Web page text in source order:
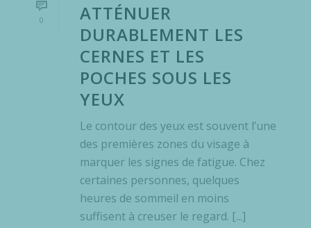
0
ATTÉNUER
DURABLEMENT LES
CERNES ET LES
POCHES SOUS LES
YEUX
Le contour des yeux est souvent l’une
des premières zones du visage à
marquer les signes de fatigue. Chez
certaines personnes, quelques
heures de sommeil en moins
suffisent à creuser le regard. [...]